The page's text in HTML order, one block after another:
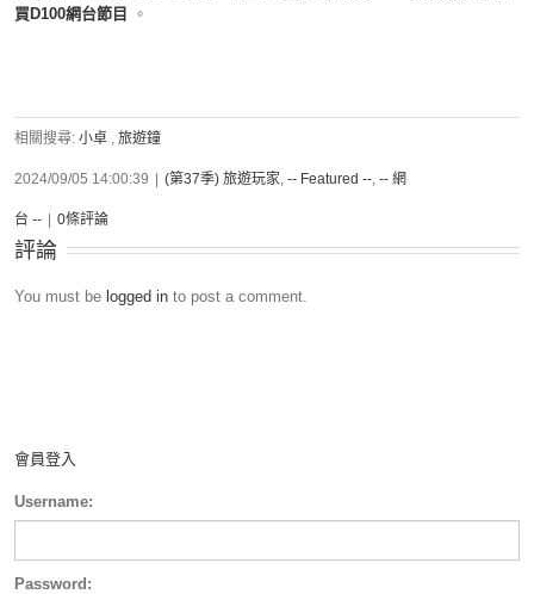
買D100網台節目
。
相關搜尋: 小卓 , 旅遊鐘
2024/09/05 14:00:39 (第37季) 旅遊玩家, -- Featured --, -- 網
台 -- 0條評論
評論
You must be logged in to post a comment.
會員登入
Username:
Password: